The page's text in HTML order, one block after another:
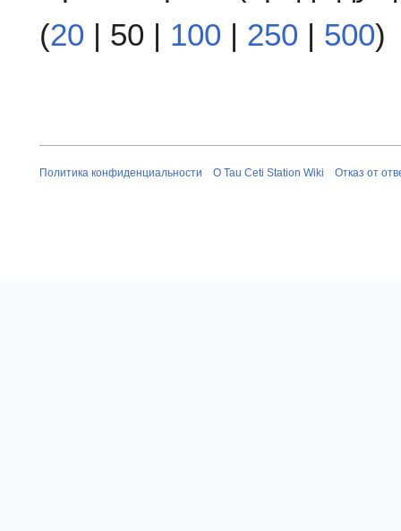
(20 | 50 | 100 | 250 | 500)
Политика конфиденциальности О Tau Ceti Station Wiki Отказ от